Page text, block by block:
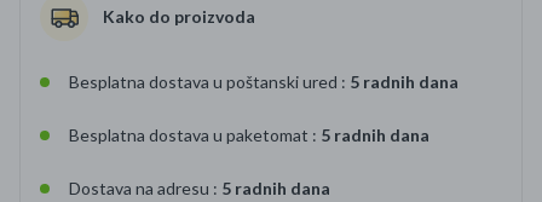
Kako do proizvoda
Besplatna dostava u poštanski ured : 5 radnih dana
Besplatna dostava u paketomat : 5 radnih dana
Dostava na adresu : 5 radnih dana